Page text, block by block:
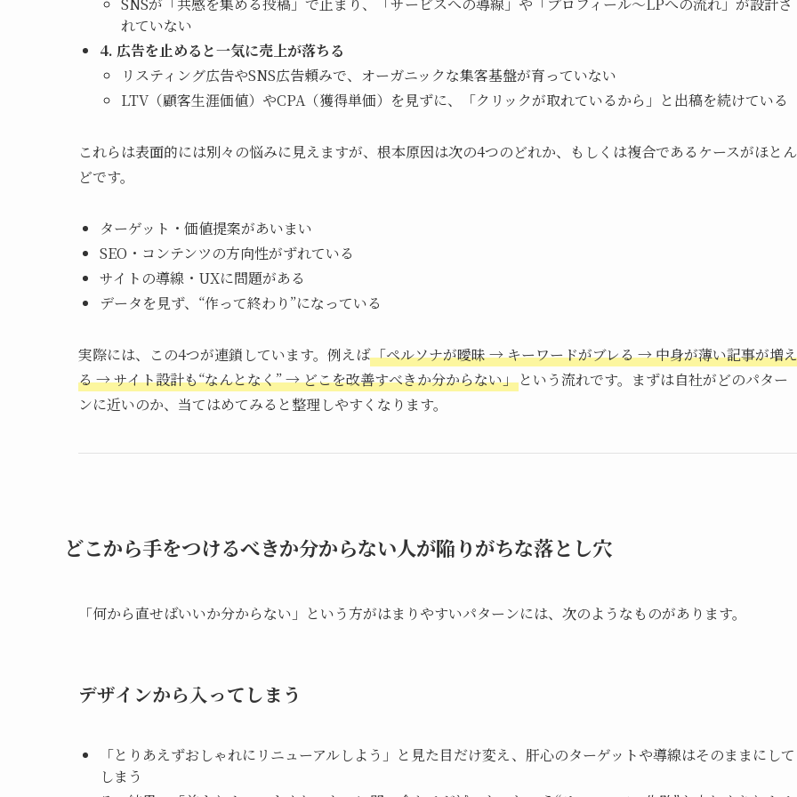
SNSが「共感を集める投稿」で止まり、「サービスへの導線」や「プロフィール〜LPへの流れ」が設計さ
れていない
4. 広告を止めると一気に売上が落ちる
リスティング広告やSNS広告頼みで、オーガニックな集客基盤が育っていない
LTV（顧客生涯価値）やCPA（獲得単価）を見ずに、「クリックが取れているから」と出稿を続けている
これらは表面的には別々の悩みに見えますが、根本原因は次の4つのどれか、もしくは複合であるケースがほとん
どです。
ターゲット・価値提案があいまい
SEO・コンテンツの方向性がずれている
サイトの導線・UXに問題がある
データを見ず、“作って終わり”になっている
実際には、この4つが連鎖しています。例えば「ペルソナが曖昧 → キーワードがブレる → 中身が薄い記事が増え
る → サイト設計も“なんとなく” → どこを改善すべきか分からない」 という流れです。まずは自社がどのパター
ンに近いのか、当てはめてみると整理しやすくなります。
どこから手をつけるべきか分からない人が陥りがちな落とし穴
「何から直せばいいか分からない」という方がはまりやすいパターンには、次のようなものがあります。
デザインから入ってしまう
「とりあえずおしゃれにリニューアルしよう」と見た目だけ変え、肝心のターゲットや導線はそのままにして
しまう